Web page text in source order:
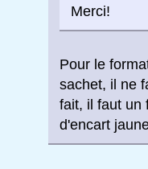
Merci!
Pour le
sachet, il ne
fait, il faut un
d'encart